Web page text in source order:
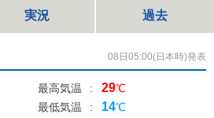
実況 過去
08日05:00(日本時)発表
最高気温 : 29℃
最低気温
: 14℃